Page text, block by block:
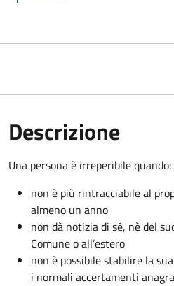
Descrizione
Una persona è irreperibile quando:
non è più rintracciabile al
almeno un anno
non dà notizia di sé, nè del
Comune o all’estero
non è possibile stabilire la
i normali accertamenti